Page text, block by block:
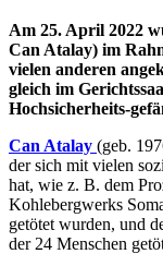
Am 25. April 2022
Can Atalay) im
vielen anderen
gleich im
Hochsicherheits-
Can Atalay (geb.
der sich mit vielen
hat, wie z. B. dem
Kohlebergwerks
getötet wurden, und
der 24 Menschen